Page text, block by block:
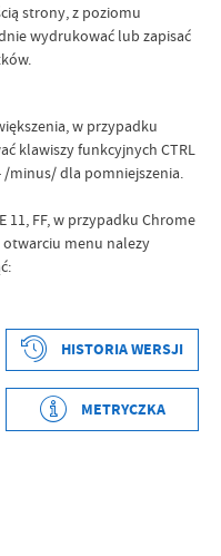
strony, z poziomu
wydrukować lub zapisać
w przypadku
klawiszy funkcyjnych CTRL
/minus/ dla pomniejszenia.
11, FF, w przypadku Chrome
menu nalezy
2023-07-26 13:52:32
Artur Czarnacki
2023-07-26 13:52:32
HISTORIA WERSJI
METRYCZKA